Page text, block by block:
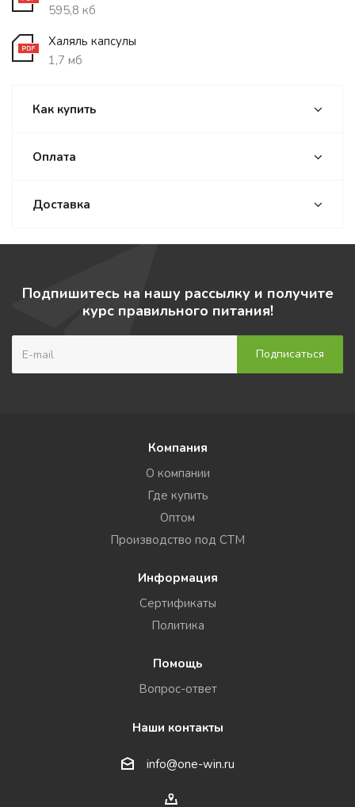
595,8 кб
Халяль капсулы
1,7 мб
Как купить
Оплата
Доставка
Подпишитесь на нашу рассылку и получите
курс правильного питания!
Компания
О компании
Где купить
Оптом
Производство под СТМ
Информация
Сертификаты
Политика
Помощь
Вопрос-ответ
Наши контакты
info@one-win.ru